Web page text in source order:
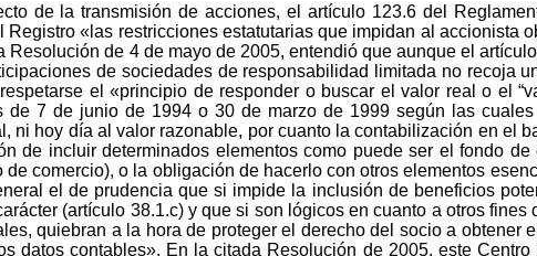
de la transmisión de acciones, el artículo 123.6 del
Registro «las restricciones estatutarias que impidan al accionista
Resolución de 4 de mayo de 2005, entendió que aunque el
de sociedades de responsabilidad limitada no recoja
el «principio de responder o buscar el valor real o el
de 7 de junio de 1994 o 30 de marzo de 1999 según las
ni hoy día al valor razonable, por cuanto la contabilización en el
de incluir determinados elementos como puede ser el fondo
comercio), o la obligación de hacerlo con otros elementos
el de prudencia que si impide la inclusión de beneficios
(artículo 38.1.c) y que si son lógicos en cuanto a otros
quiebran a la hora de proteger el derecho del socio a obtener
datos contables». En la citada Resolución de 2005, este